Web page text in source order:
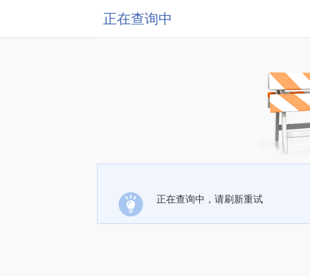
正在查询中
正在查询中，请刷新重试